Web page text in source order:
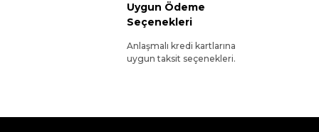
Uygun Ödeme
Seçenekleri
Anlaşmalı kredi kartlarına
uygun taksit seçenekleri.